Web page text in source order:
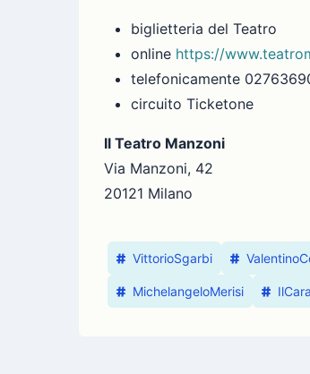
biglietteria del Teatro
online https://
telefonicamente
circuito Ticketone
Il Teatro Manzoni
Via Manzoni, 42
20121 Milano
VittorioSgarbi
MichelangeloMerisi